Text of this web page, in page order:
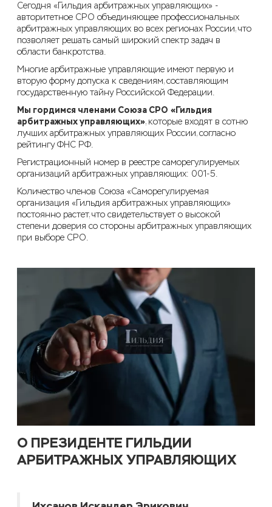
Сегодня «Гильдия арбитражных управляющих» -
авторитетное СРОобъединяющее профессиональных
арбитражных управляющих во всех регионах России, что
позволяет решать самый широкий спектр задач в
области банкротства.
Многие арбитражные управляющие имеют первую и
вторую форму допуска к сведениям, составляющим
государственную тайну Российской Федерации.
Мы гордимся членами Союза СРО «Гильдия
арбитражных управляющих», которые входят в сотню
лучших арбитражных управляющих России, согласно
рейтингу ФНС РФ.
Регистрационный номер в реестре саморегулируемых
организаций арбитражных управляющих: 001-5.
Количество членов Союза «Саморегулируемая
организация «Гильдия арбитражных управляющих»
постоянно растет, что свидетельствует о высокой
степени доверия со стороны арбитражных управляющих
при выборе СРО.
О ПРЕЗИДЕНТЕ ГИЛЬДИИ
АРБИТРАЖНЫХ УПРАВЛЯЮЩИХ